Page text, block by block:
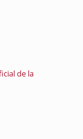
de la